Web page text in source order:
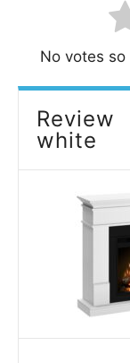
No votes
white